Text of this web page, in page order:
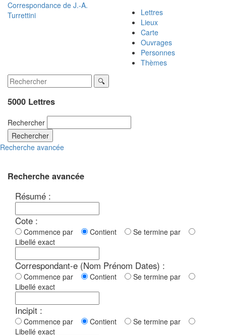
Correspondance de J.-A.
Turrettini
Lettres
Lieux
Carte
Ouvrages
Personnes
Thèmes
5000 Lettres
Rechercher
Rechercher
Recherche avancée
Recherche avancée
Résumé :
Cote :
Commence par Contient
Se termine par
Libellé exact
Correspondant-e (Nom Prénom Dates) :
Commence par Contient
Se termine par
Libellé exact
Incipit :
Commence par Contient
Se termine par
Libellé exact